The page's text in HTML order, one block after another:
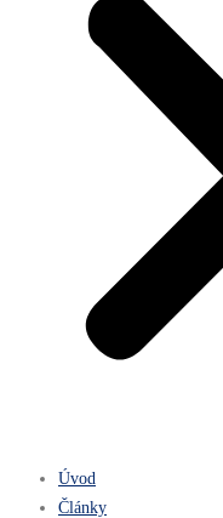
Úvod
Články